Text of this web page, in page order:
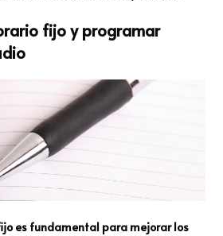
fijo y programar
es fundamental para mejorar los